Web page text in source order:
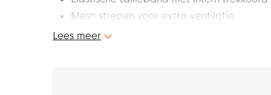
Mesh strepen voor extra ventilatie
Materiaal: 100% polyester
Lees meer